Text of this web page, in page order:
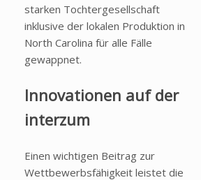
starken Tochtergesellschaft
inklusive der lokalen Produktion in
North Carolina für alle Fälle
gewappnet.
Innovationen auf der
interzum
Einen wichtigen Beitrag zur
Wettbewerbsfähigkeit leistet die